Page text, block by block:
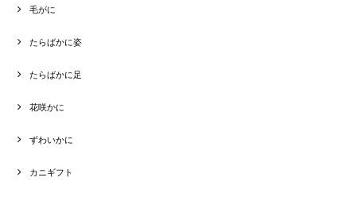
毛がに
たらばかに姿
たらばかに足
花咲かに
ずわいかに
カニギフト